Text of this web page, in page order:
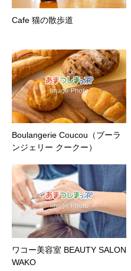
Cafe 猫の散歩道
Boulangerie Coucou（ブーラ
ンジェリー クークー）
ワコー美容室 BEAUTY SALON
WAKO